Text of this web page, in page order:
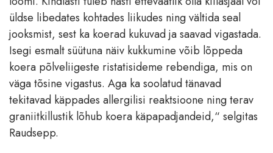
üldse libedates kohtades liikudes ning vältida seal
jooksmist, sest ka koerad kukuvad ja saavad vigastada.
Isegi esmalt süütuna näiv kukkumine võib lõppeda
koera põlveliigeste ristatisideme rebendiga, mis on
väga tõsine vigastus. Aga ka soolatud tänavad
tekitavad käppades allergilisi reaktsioone ning terav
graniitkillustik lõhub koera käpapadjandeid,“ selgitas
Raudsepp.